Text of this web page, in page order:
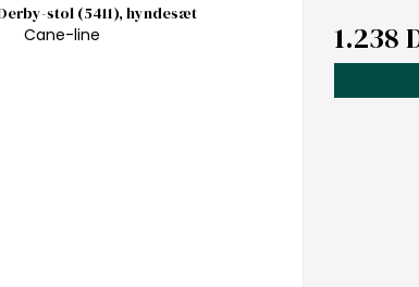
stol (5411), hyndesæt
Cane-line
1.238